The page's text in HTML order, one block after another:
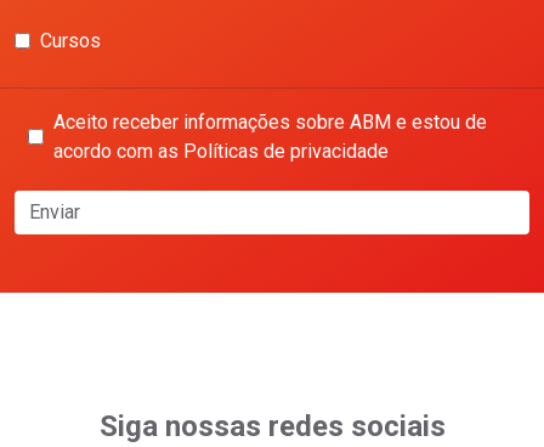
Cursos
Aceito receber informações sobre ABM e estou de
acordo com as Políticas de privacidade
Enviar
Siga nossas redes sociais